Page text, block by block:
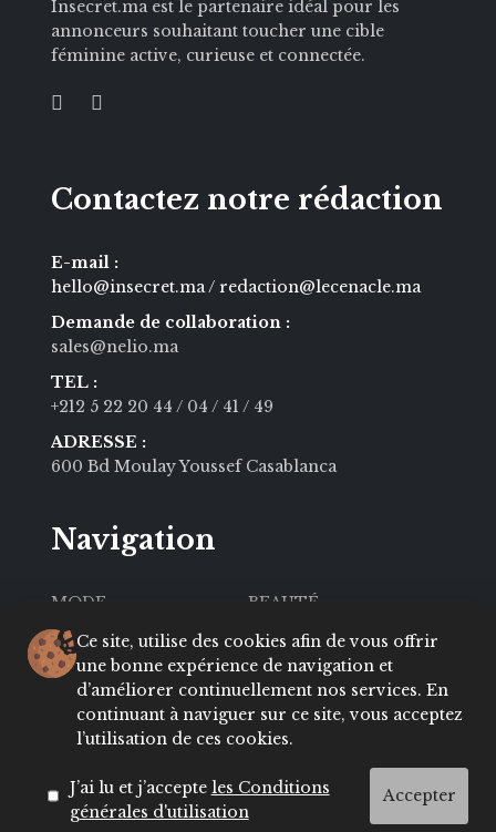
Ce site, utilise des cookies afin de vous offrir
une bonne expérience de navigation et
d’améliorer continuellement nos services. En
continuant à naviguer sur ce site, vous acceptez
l’utilisation de ces cookies.
J’ai lu et j’accepte les Conditions
générales d'utilisation
Accepter
Insecret.ma est le partenaire idéal pour les
annonceurs souhaitant toucher une cible
féminine active, curieuse et connectée.
Contactez notre rédaction
E-mail :
hello@insecret.ma / redaction@lecenacle.ma
Demande de collaboration :
sales@nelio.ma
TEL :
+212 5 22 20 44 / 04 / 41 / 49
ADRESSE :
600 Bd Moulay Youssef Casablanca
Navigation
MODE
BEAUTÉ
SOCIÉTÉ
CULTURE
VIE PRIVÉE
LIFESTYLE
About
Contact